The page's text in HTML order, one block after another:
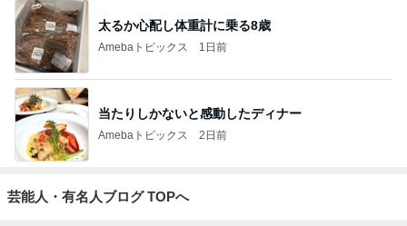
太るか心配し体重計に乗る8歳
Amebaトピックス 1日前
当たりしかないと感動したディナー
Amebaトピックス 2日前
芸能人・有名人ブログ TOPへ